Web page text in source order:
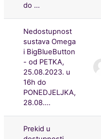
do ...
Nedostupnost
sustava Omega
i BigBlueButton
- od PETKA,
25.08.2023. u
16h do
PONEDJELJKA,
28.08....
Prekid u